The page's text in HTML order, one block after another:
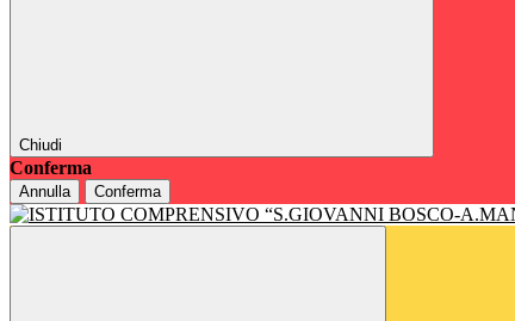
Chiudi
Conferma
Annulla Conferma